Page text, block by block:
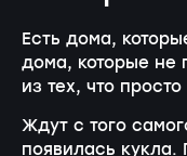
Есть дома,
дома, которые не
из тех, что
Ждут с того